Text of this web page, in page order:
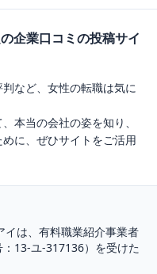
企業口コミの投稿サイ
など、女性の転職は気に
本当の会社の姿を知り、
に、ぜひサイトをご活用
は、 有料職業紹介事業者
：13-ユ-317136）を受けた